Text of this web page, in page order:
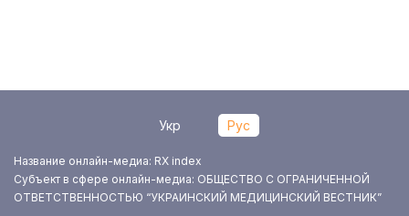
Укр Рус
Название онлайн-медиа: RX index
Субъект в сфере онлайн-медиа: ОБЩЕСТВО С ОГРАНИЧЕННОЙ
ОТВЕТСТВЕННОСТЬЮ “УКРАИНСКИЙ МЕДИЦИНСКИЙ ВЕСТНИК”